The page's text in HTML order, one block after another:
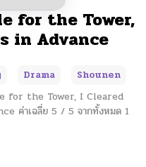
for the Tower,
in Advance
Drama
Shounen
for the Tower, I Cleared
ค่าเฉลี่ย 5 / 5 จากทั้งหมด 1